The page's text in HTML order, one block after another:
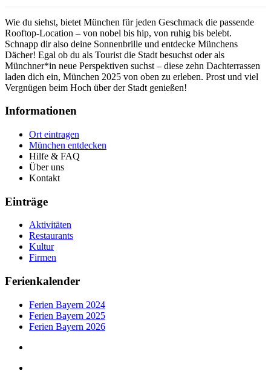
Wie du siehst, bietet München für jeden Geschmack die passende
Rooftop-Location – von nobel bis hip, von ruhig bis belebt.
Schnapp dir also deine Sonnenbrille und entdecke Münchens
Dächer! Egal ob du als Tourist die Stadt besuchst oder als
Münchner*in neue Perspektiven suchst – diese zehn Dachterrassen
laden dich ein, München 2025 von oben zu erleben. Prost und viel
Vergnügen beim Hoch über der Stadt genießen!
Informationen
Ort eintragen
München entdecken
Hilfe & FAQ
Über uns
Kontakt
Einträge
Aktivitäten
Restaurants
Kultur
Firmen
Ferienkalender
Ferien Bayern 2024
Ferien Bayern 2025
Ferien Bayern 2026